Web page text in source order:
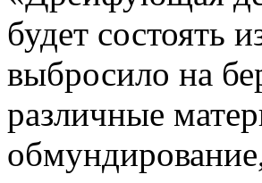
будет состоять
выбросило на
различные